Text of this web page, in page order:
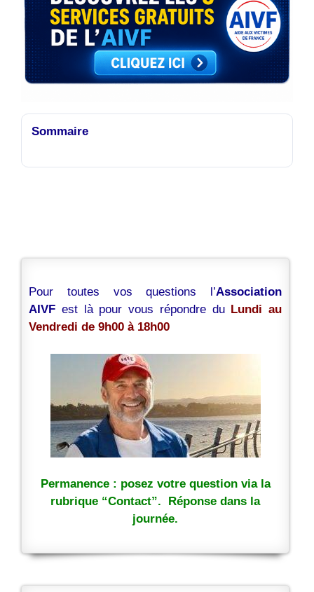
Sommaire
Pour toutes vos questions l’Association
AIVF est là pour vous répondre du Lundi au
Vendredi de 9h00 à 18h00
Permanence : posez votre question via la
rubrique “Contact”. Réponse dans la
journée.